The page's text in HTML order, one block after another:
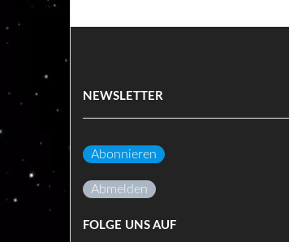
NEWSLETTER
Abonnieren
Abmelden
FOLGE UNS AUF